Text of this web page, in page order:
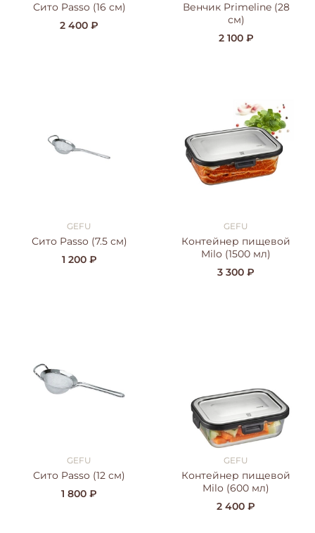
Сито Passo (16 см)
2 400 ₽
Венчик Primeline (28
см)
2 100 ₽
GEFU
Сито Passo (7.5 см)
1 200 ₽
GEFU
Контейнер пищевой
Milo (1500 мл)
3 300 ₽
GEFU
Сито Passo (12 см)
1 800 ₽
GEFU
Контейнер пищевой
Milo (600 мл)
2 400 ₽